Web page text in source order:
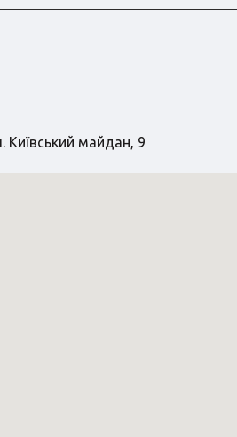
Київський майдан, 9